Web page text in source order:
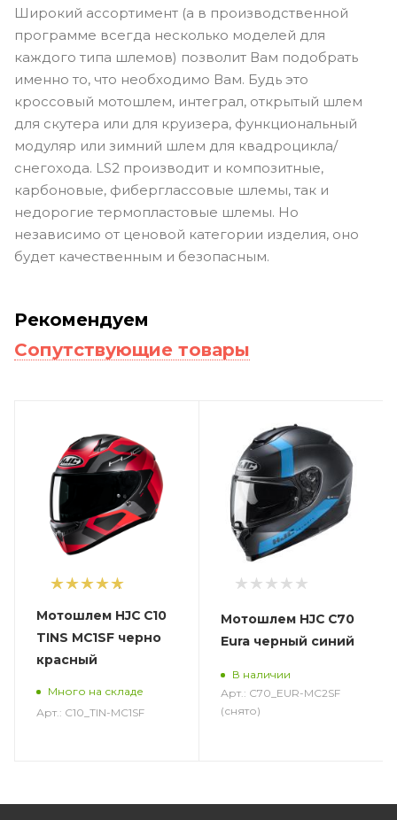
Широкий ассортимент (а в производственной
программе всегда несколько моделей для
каждого типа шлемов) позволит Вам подобрать
именно то, что необходимо Вам. Будь это
кроссовый мотошлем, интеграл, открытый шлем
для скутера или для круизера, функциональный
модуляр или зимний шлем для квадроцикла/
снегохода. LS2 производит и композитные,
карбоновые, фиберглассовые шлемы, так и
недорогие термопластовые шлемы. Но
независимо от ценовой категории изделия, оно
будет качественным и безопасным.
Рекомендуем
Сопутствующие товары
1
Мотошлем HJC C10
TINS MC1SF черно
красный
Много на складе
Арт.: C10_TIN-MC1SF
Мотошлем HJC C70
Eura черный синий
В наличии
Арт.: C70_EUR-MC2SF
(снято)